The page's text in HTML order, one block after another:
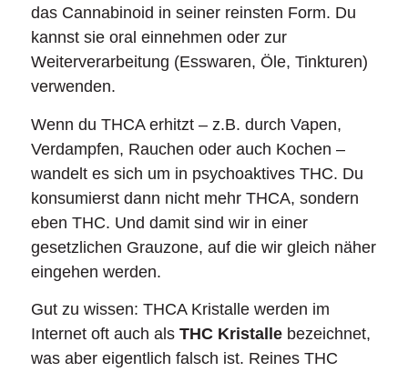
das Cannabinoid in seiner reinsten Form. Du
kannst sie oral einnehmen oder zur
Weiterverarbeitung (Esswaren, Öle, Tinkturen)
verwenden.
Wenn du THCA erhitzt – z.B. durch Vapen,
Verdampfen, Rauchen oder auch Kochen –
wandelt es sich um in psychoaktives THC. Du
konsumierst dann nicht mehr THCA, sondern
eben THC. Und damit sind wir in einer
gesetzlichen Grauzone, auf die wir gleich näher
eingehen werden.
Gut zu wissen: THCA Kristalle werden im
Internet oft auch alsTHC Kristallebezeichnet,
was aber eigentlich falsch ist. Reines THC